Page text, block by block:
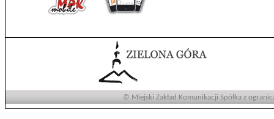
© Miejski Zakład Komunikacji Spółka z